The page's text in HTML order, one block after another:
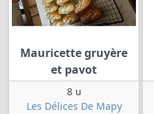
Mauricette gruyère
et pavot
8 u
Les Délices De Mapy